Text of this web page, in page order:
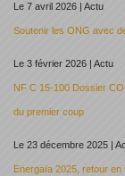
Le 7 avril 2026 | Actu
Soutenir les ONG avec
Le 3 février 2026 | Actu
NF C 15-100 Dossier
du premier coup
Le 23 décembre 2025 |
Energaïa 2025, retour en